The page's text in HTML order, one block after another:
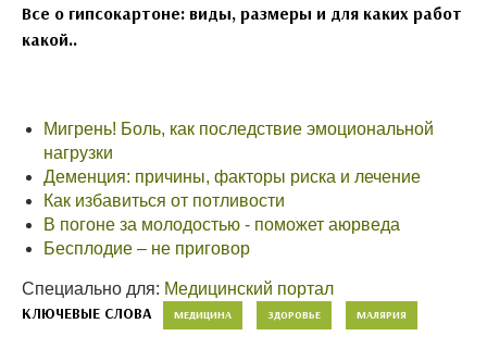
Все о гипсокартоне: виды, размеры и для каких работ
какой..
Мигрень! Боль, как последствие эмоциональной
нагрузки
Деменция: причины, факторы риска и лечение
Как избавиться от потливости
В погоне за молодостью - поможет аюрведа
Бесплодие – не приговор
Специально для: Медицинский портал
КЛЮЧЕВЫЕ СЛОВА МЕДИЦИНА ЗДОРОВЬЕ МАЛЯРИЯ